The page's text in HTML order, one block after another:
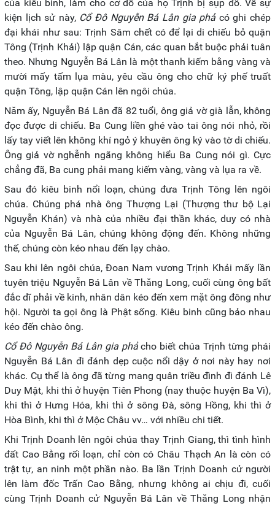
của kiêu binh, làm cho cơ đồ của họ Trịnh bị sụp đổ. Về sự
kiện lịch sử này, Cổ Đô Nguyễn Bá Lân gia phảcó ghi chép
đại khái như sau: Trịnh Sâm chết có để lại di chiếu bỏ quận
Tông (Trịnh Khải) lập quận Cán, các quan bắt buộc phải tuân
theo. Nhưng Nguyễn Bá Lân là một thanh kiếm bằng vàng và
mười mấy tấm lụa màu, yêu cầu ông cho chữ ký phế truất
quận Tông, lập quận Cán lên ngôi chúa.
Năm ấy, Nguyễn Bá Lân đã 82 tuổi, ông giả vờ già lẫn, không
đọc được di chiếu. Ba Cung liền ghé vào tai ông nói nhỏ, rồi
lấy tay viết lên không khí ngỏ ý khuyên ông ký vào tờ di chiếu.
Ông giả vờ nghễnh ngãng không hiểu Ba Cung nói gì. Cực
chẳng đã, Ba cung phải mang kiếm vàng, vàng và lụa ra về.
Sau đó kiêu binh nổi loạn, chúng đưa Trịnh Tông lên ngôi
chúa. Chúng phá nhà ông Thượng Lại (Thượng thư bộ Lại
Nguyễn Khán) và nhà của nhiều đại thần khác, duy có nhà
của Nguyễn Bá Lân, chúng không động đến. Không những
thế, chúng còn kéo nhau đến lạy chào.
Sau khi lên ngôi chúa, Đoan Nam vương Trịnh Khải mấy lần
tuyên triệu Nguyễn Bá Lân về Thăng Long, cuối cùng ông bất
đắc dĩ phải về kinh, nhân dân kéo đến xem mặt ông đông như
hội. Người ta gọi ông là Phật sống. Kiêu binh cũng bảo nhau
kéo đến chào ông.
Cổ Đô Nguyễn Bá Lân gia phảcho biết chúa Trịnh từng phái
Nguyễn Bá Lân đi đánh dẹp cuộc nổi dậy ở nơi này hay nơi
khác. Cụ thể là ông đã từng mang quân triều đình đi đánh Lê
Duy Mật, khi thì ở huyện Tiên Phong (nay thuộc huyện Ba Vì),
khi thì ở Hưng Hóa, khi thì ở sông Đà, sông Hồng, khi thì ở
Hòa Bình, khi thì ở Mộc Châu vv… với nhiều chi tiết.
Khi Trịnh Doanh lên ngôi chúa thay Trịnh Giang, thì tình hình
đất Cao Bằng rối loạn, chỉ còn có Châu Thạch An là còn có
trật tự, an ninh một phần nào. Ba lần Trịnh Doanh cử người
lên làm đốc Trấn Cao Bằng, nhưng không ai chịu đi, cuối
cùng Trịnh Doanh cử Nguyễn Bá Lân về Thăng Long nhận